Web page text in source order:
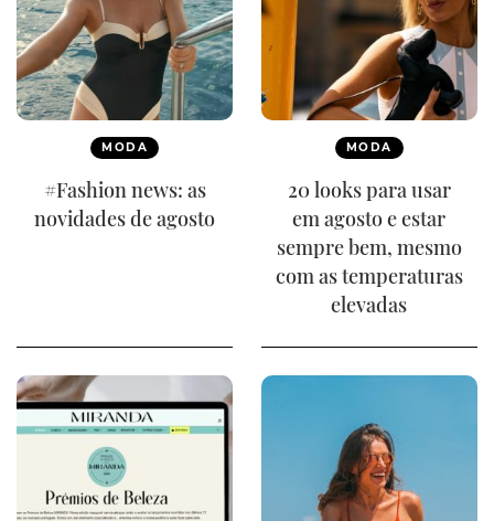
MODA
#Fashion news: as
novidades de agosto
MODA
20 looks para usar
em agosto e estar
sempre bem, mesmo
com as temperaturas
elevadas